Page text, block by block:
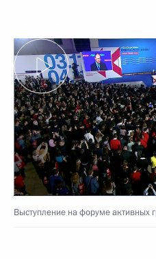
Выступление на форуме активных